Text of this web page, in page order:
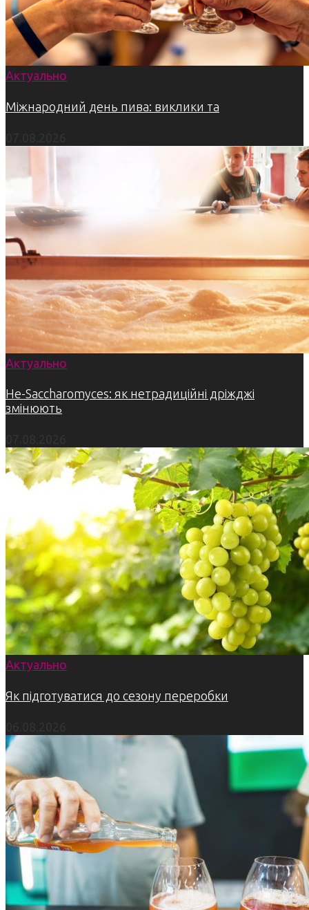
Актуально
Міжнародний день пива: виклики та
Актуально
Не-Saccharomyces: як нетрадиційні дріжджі
змінюють
Актуально
Як підготуватися до сезону переробки